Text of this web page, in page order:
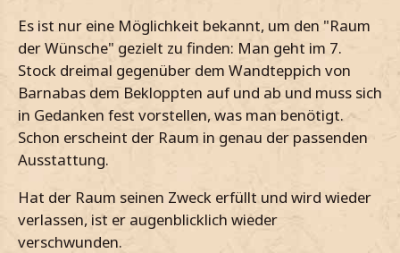
Es ist nur eine Möglichkeit bekannt, um den "Raum
der Wünsche" gezielt zu finden: Man geht im 7.
Stock dreimal gegenüber dem Wandteppich von
Barnabas dem Bekloppten auf und ab und muss sich
in Gedanken fest vorstellen, was man benötigt.
Schon erscheint der Raum in genau der passenden
Ausstattung.
Hat der Raum seinen Zweck erfüllt und wird wieder
verlassen, ist er augenblicklich wieder
verschwunden.